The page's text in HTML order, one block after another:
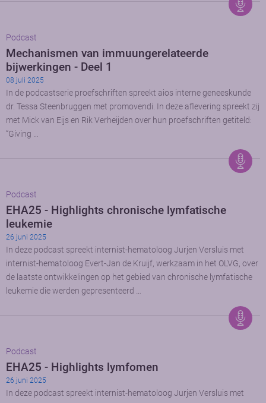
Podcast
Mechanismen van immuungerelateerde
bijwerkingen - Deel 1
08 juli 2025
In de podcastserie proefschriften spreekt aios interne geneeskunde
dr. Tessa Steenbruggen met promovendi. In deze aflevering spreekt zij
met Mick van Eijs en Rik Verheijden over hun proefschriften getiteld:
“Giving …
Podcast
EHA25 - Highlights chronische lymfatische
leukemie
26 juni 2025
In deze podcast spreekt internist-hematoloog Jurjen Versluis met
internist-hematoloog Evert-Jan de Kruijf, werkzaam in het OLVG, over
de laatste ontwikkelingen op het gebied van chronische lymfatische
leukemie die werden gepresenteerd …
Podcast
EHA25 - Highlights lymfomen
26 juni 2025
In deze podcast spreekt internist-hematoloog Jurjen Versluis met